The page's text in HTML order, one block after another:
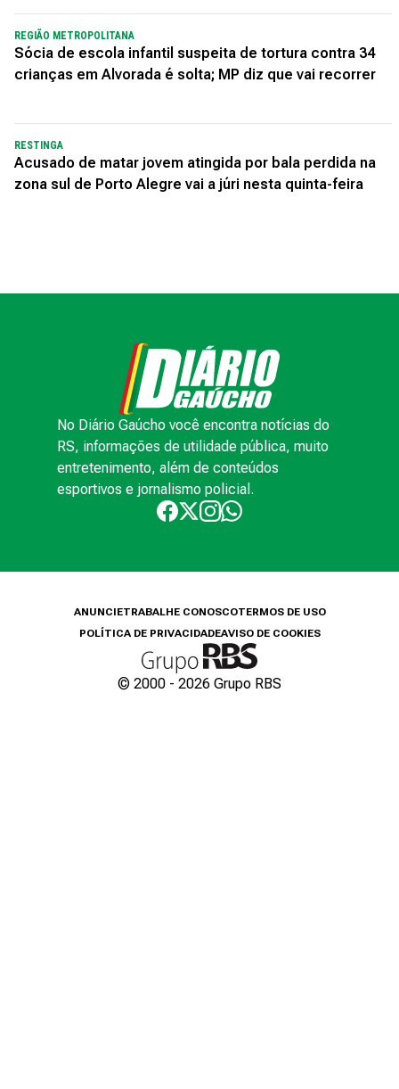
REGIÃO METROPOLITANA
Sócia de escola infantil suspeita de tortura contra 34
crianças em Alvorada é solta; MP diz que vai recorrer
RESTINGA
Acusado de matar jovem atingida por bala perdida na
zona sul de Porto Alegre vai a júri nesta quinta-feira
No Diário Gaúcho você encontra notícias do
RS, informações de utilidade pública, muito
entretenimento, além de conteúdos
esportivos e jornalismo policial.
ANUNCIETRABALHE CONOSCOTERMOS DE USO
POLÍTICA DE PRIVACIDADEAVISO DE COOKIES
© 2000 - 2026 Grupo RBS